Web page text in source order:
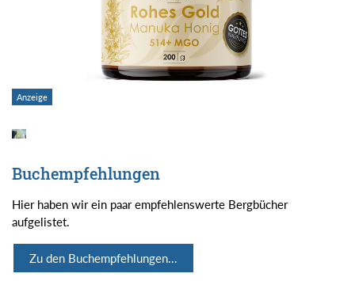
Buchempfehlungen
Hier haben wir ein paar empfehlenswerte Bergbücher
aufgelistet.
Zu den Buchempfehlungen...